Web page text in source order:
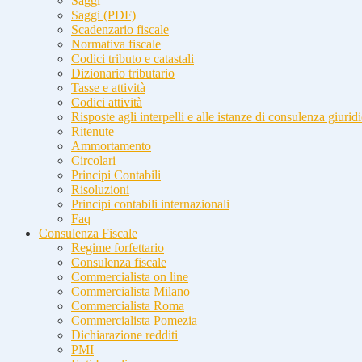
Saggi (PDF)
Scadenzario fiscale
Normativa fiscale
Codici tributo e catastali
Dizionario tributario
Tasse e attività
Codici attività
Risposte agli interpelli e alle istanze di consulenza
Ritenute
Ammortamento
Circolari
Principi Contabili
Risoluzioni
Principi contabili internazionali
Faq
Consulenza Fiscale
Regime forfettario
Consulenza fiscale
Commercialista on line
Commercialista Milano
Commercialista Roma
Commercialista Pomezia
Dichiarazione redditi
PMI